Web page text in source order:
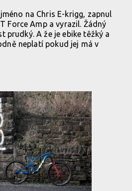
na Chris E-krigg, zapnul
Force Amp a vyrazil. Žádný
prudký. A že je ebike těžký a
neplatí pokud jej má v